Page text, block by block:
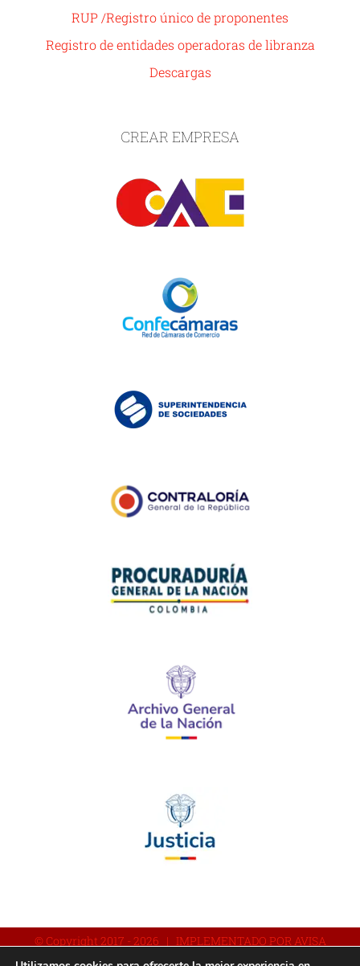
RUP /Registro único de proponentes
Registro de entidades operadoras de libranza
Descargas
CREAR EMPRESA
© Copyright 2017 - 2026 | IMPLEMENTADO POR AVISA